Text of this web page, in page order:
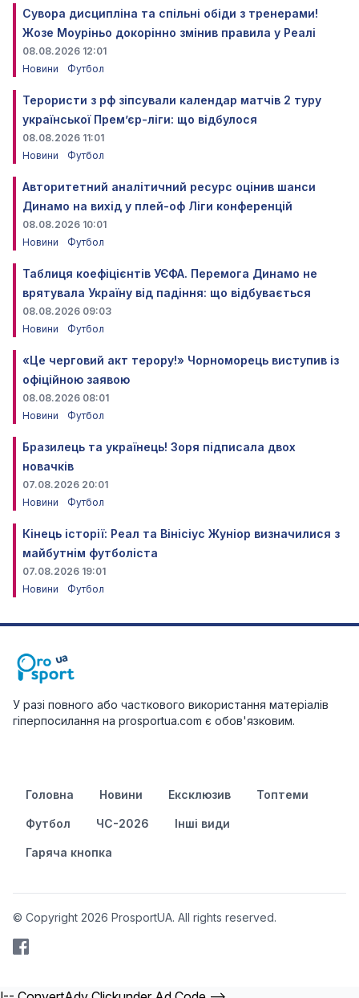
Сувора дисципліна та спільні обіди з тренерами!
Жозе Моуріньо докорінно змінив правила у Реалі
08.08.2026 12:01
Новини
Футбол
Терористи з рф зіпсували календар матчів 2 туру
української Прем’єр-ліги: що відбулося
08.08.2026 11:01
Новини
Футбол
Авторитетний аналітичний ресурс оцінив шанси
Динамо на вихід у плей-оф Ліги конференцій
08.08.2026 10:01
Новини
Футбол
Таблиця коефіцієнтів УЄФА. Перемога Динамо не
врятувала Україну від падіння: що відбувається
08.08.2026 09:03
Новини
Футбол
«Це черговий акт терору!» Чорноморець виступив із
офіційною заявою
08.08.2026 08:01
Новини
Футбол
Бразилець та українець! Зоря підписала двох
новачків
07.08.2026 20:01
Новини
Футбол
Кінець історії: Реал та Вінісіус Жуніор визначилися з
майбутнім футболіста
07.08.2026 19:01
Новини
Футбол
У разі повного або часткового використання матеріалів
гіперпосилання на prosportua.com є обов'язковим.
Головна Новини Ексклюзив Топтеми
Футбол ЧС-2026 Інші види
Гаряча кнопка
© Copyright 2026 ProsportUA. All rights reserved.